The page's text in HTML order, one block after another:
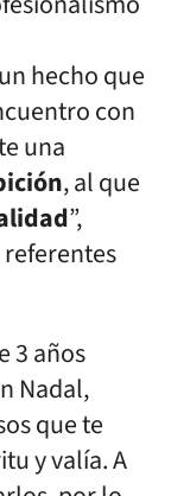
hecho que
con
una
, al que
”,
referentes
3 años
Nadal,
que te
y valía. A